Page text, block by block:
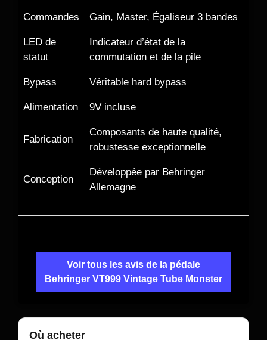
Commandes Gain, Master, Égaliseur 3 bandes
LED de
statut
Indicateur d’état de la
commutation et de la pile
Bypass Véritable hard bypass
Alimentation 9V incluse
Fabrication
Composants de haute qualité,
robustesse exceptionnelle
Conception
Développée par Behringer
Allemagne
Voir tous les avis de la pédale
Behringer VT999 Vintage Tube Monster
Où acheter